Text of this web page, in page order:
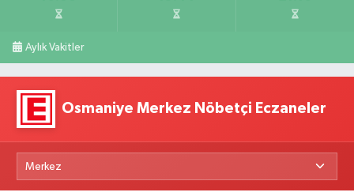
Aylık Vakitler
Osmaniye Merkez Nöbetçi Eczaneler